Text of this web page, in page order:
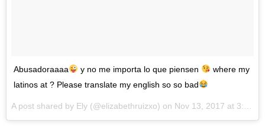
Abusadoraaaa y no me importa lo que piensen
where my
latinos at ? Please translate my english so so bad
A post shared by Ely (@elizabethruizxo) on Nov 13, 2017 at 3:11pm PST